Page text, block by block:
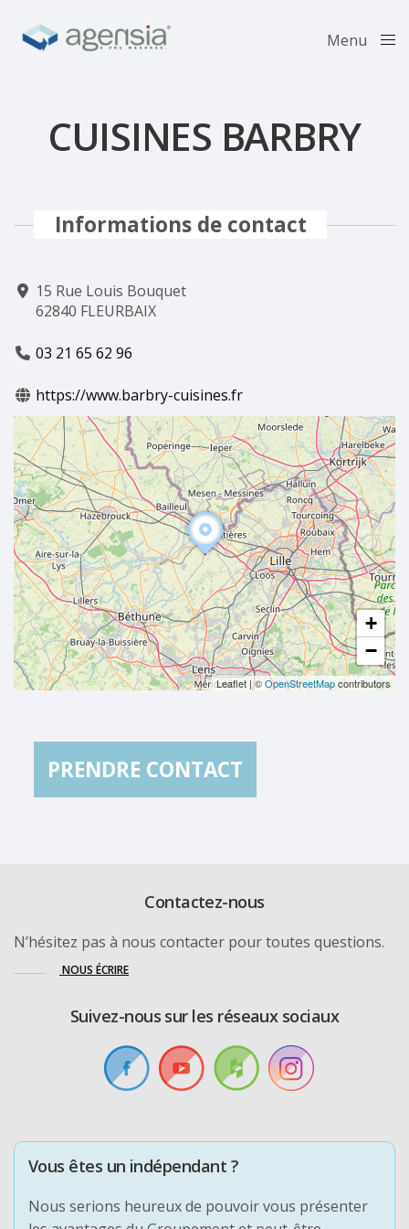
Menu
CUISINES BARBRY
Informations de contact
15 Rue Louis Bouquet
62840 FLEURBAIX
03 21 65 62 96
https://www.barbry-cuisines.fr
+
−
Leaflet|©OpenStreetMapcontributors
PRENDRE CONTACT
Contactez-nous
N’hésitez pas à nous contacter pour toutes questions.
NOUS ÉCRIRE
Suivez-nous sur les réseaux sociaux
Vous êtes un indépendant ?
Nous serions heureux de pouvoir vous présenter